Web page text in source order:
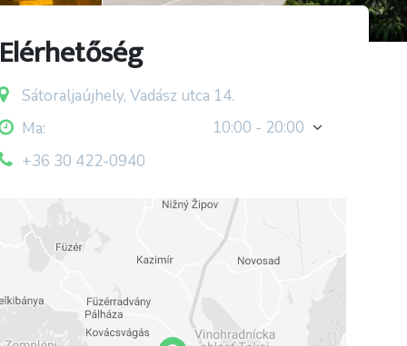
Elérhetőség
Sátoraljaújhely, Vadász utca 14.
Ma:
10:00 - 20:00
+36 30 422-0940